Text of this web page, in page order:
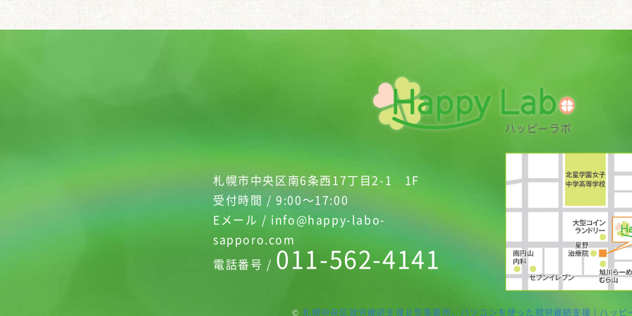
札幌市中央区南6条西17丁目2-1 1F
受付時間 / 9:00～17:00
Eメール / info@happy-labo-
sapporo.com
電話番号 / 011-562-4141
© 札幌中央区就労継続支援Ｂ型事業所、パソコンを使った就労継続支援 | ハッピ